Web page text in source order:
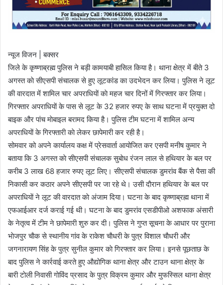
न्यूज विजन | बक्सर
जिले के कृष्णाब्रह्म पुलिस ने बड़ी कामयाबी हासिल किया है। थाना क्षेत्र में बीते 3
अगस्त काे सीएसपी संचालक से हुए लूटकांड का उदभेदन कर लिया। पुलिस ने लूट
की वारदात में शामिल चार अपराधियाें काे महज चार दिनों में गिरफ्तार कर लिया।
गिरफ्तार अपराधियाें के पास से लूट के 32 हजार रुपए के साथ घटना में प्रयुक्त दो
बाइक और पांच माेबाइल बरामद किया है। पुलिस टीम घटना में शामिल अन्य
अपराधियाें के गिरफ्तारी काे लेकर छापेमारी कर रही है।
सोमवार को अपने कार्यालय कक्ष में प्रेसवार्ता आयोजित कर एसपी मनीष कुमार ने
बताया कि 3 अगस्त काे सीएसपी संचालक सुबाेध रंजन लाल से हथियार के बल पर
करीब 3 लाख 68 हजार रुपए लूट लिए। सीएसपी संचालक डुमरांव बैंक से पैसा की
निकासी कर कठार अपने सीएसपी पर जा रहे थे। उसी दाैरान हथियार के बल पर
अपराधियाें ने लूट की वारदात काे अंजाम दिया। घटना के बाद कृष्णाब्रह्म थाना में
एफआईआर दर्ज कराई गई थी। घटना के बाद डुमरांव एसडीपीओ अशफाक अंसारी
के नेतृत्व में टीम ने छापेमारी शुरु कर दी। पुलिस ने गुप्त सूचना के आधार पर पुराना
भाेजपुर चाैक से स्थानीय गांव के राकेश चाैधरी के पुत्र विशाल चाैधरी और
जगनारायण सिंह के पुत्र सुनील कुमार काे गिरफ्तार कर लिया। इनसे पूछताछ के
बाद पुलिस ने कार्रवाई करते हुए औद्योगिक थाना क्षेत्र और टाउन थाना क्षेत्र के
बारी टाेली निवासी गाेविंद प्रसाद के पुत्र विक्रम कुमार और मुफस्सिल थाना क्षेत्र